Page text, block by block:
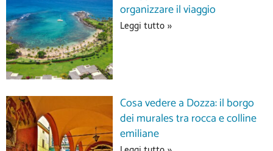
organizzare il viaggio
Leggi tutto »
Cosa vedere a Dozza: il borgo
dei murales tra rocca e colline
emiliane